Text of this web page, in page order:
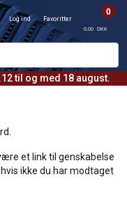
til og med 18 august.
Log ind Favoritter
0
0,00 DKK
et link til genskabelse
ikke du har modtaget